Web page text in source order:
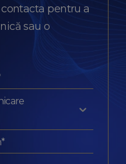
pentru a
sau o